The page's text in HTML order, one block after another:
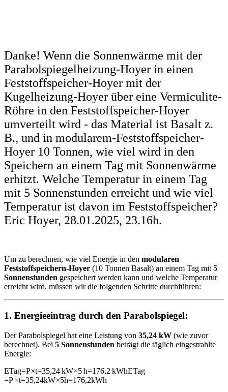
Danke! Wenn die Sonnenwärme mit der
Parabolspiegelheizung-Hoyer in einen
Feststoffspeicher-Hoyer mit der
Kugelheizung-Hoyer über eine Vermiculite-
Röhre in den Feststoffspeicher-Hoyer
umverteilt wird - das Material ist Basalt z.
B., und in modularem-Feststoffspeicher-
Hoyer 10 Tonnen, wie viel wird in den
Speichern an einem Tag mit Sonnenwärme
erhitzt. Welche Temperatur in einem Tag
mit 5 Sonnenstunden erreicht und wie viel
Temperatur ist davon im Feststoffspeicher?
Eric Hoyer, 28.01.2025, 23.16h.
Um zu berechnen, wie viel Energie in den modularen
Feststoffspeichern-Hoyer (10 Tonnen Basalt) an einem Tag mit5
Sonnenstunden gespeichert werden kann und welche Temperatur
erreicht wird, müssen wir die folgenden Schritte durchführen:
1. Energieeintrag durch den Parabolspiegel:
Der Parabolspiegel hat eine Leistung von 35,24 kW (wie zuvor
berechnet). Bei 5 Sonnenstunden beträgt die täglich eingestrahlte
Energie:
ETag=P×t=35,24 kW×5 h=176,2 kWhETag
=P×t=35,24kW×5h=176,2kWh